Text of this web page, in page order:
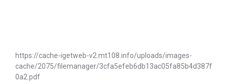
https://cache-igetweb-v2.mt108.info/uploads/images-
cache/2075/filemanager/3cfa5efeb6db13ac05fa85b4d387f
0a2.pdf